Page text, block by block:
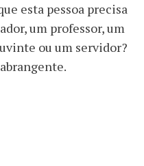
esta pessoa precisa
um professor, um
ou um servidor?